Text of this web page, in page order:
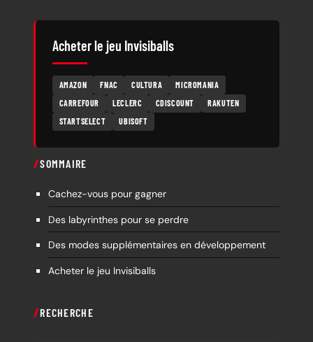
Acheter le jeu Invisiballs
AMAZON FNAC CULTURA
MICROMANIA
CARREFOUR
LECLERC CDISCOUNT
RAKUTEN
STARTSELECT
UBISOFT
SOMMAIRE
Cachez-vous pour gagner
Des labyrinthes pour se perdre
Des modes supplémentaires en développement
Acheter le jeu Invisiballs
RECHERCHE